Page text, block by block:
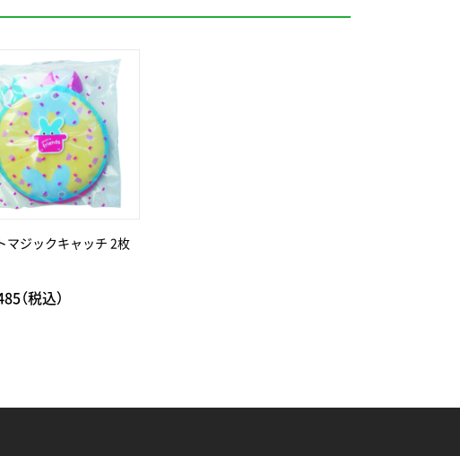
マジックキャッチ 2枚
（税込）